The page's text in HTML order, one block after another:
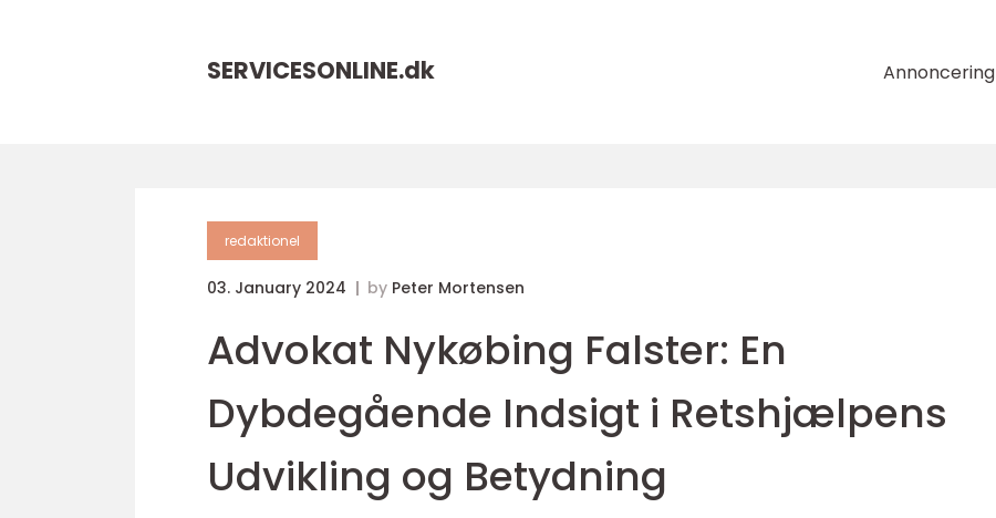
SERVICESONLINE.dk Annoncering
redaktionel
03. January 2024 by Peter Mortensen
Advokat Nykøbing Falster: En
Dybdegående Indsigt i Retshjælpens
Udvikling og Betydning